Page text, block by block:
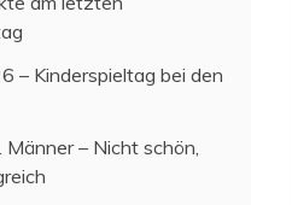
– Kinderspieltag bei den
Männer – Nicht schön,